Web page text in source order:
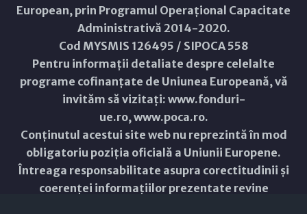
European, prin Programul Operațional Capacitate
Administrativă 2014-2020.
Cod MYSMIS 126495 / SIPOCA 558
Pentru informații detaliate despre celelalte
programe cofinanțate de Uniunea Europeană, vă
invităm să vizitați: www.fonduri-
ue.ro,www.poca.ro.
Conținutul acestui site web nu reprezintă în mod
obligatoriu poziția oficială a Uniunii Europene.
Întreaga responsabilitate asupra corectitudinii și
coerenței informațiilor prezentate revine